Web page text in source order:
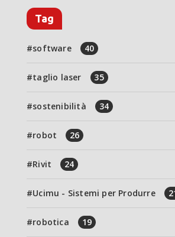
Tag
software 40
taglio laser 35
sostenibilità 34
robot 26
Rivit 24
Ucimu - Sistemi per Produrre
robotica 19